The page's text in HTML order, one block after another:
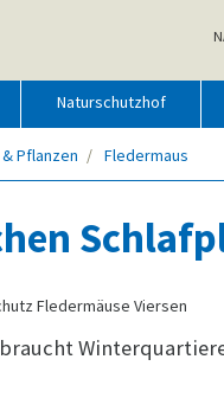
Naturschutzhof
Pflanzen Fledermaus
Fledermäuse Viersen